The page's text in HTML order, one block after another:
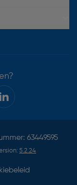
63449595
5.2.24